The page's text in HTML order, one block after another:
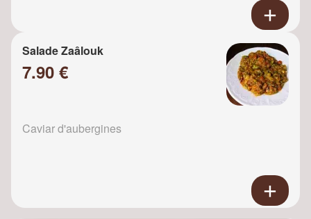
Salade Zaâlouk
7.90 €
Caviar d'aubergines